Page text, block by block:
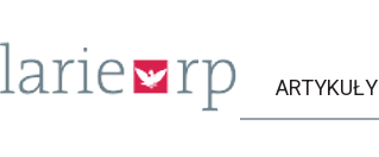
ARTYKUŁY